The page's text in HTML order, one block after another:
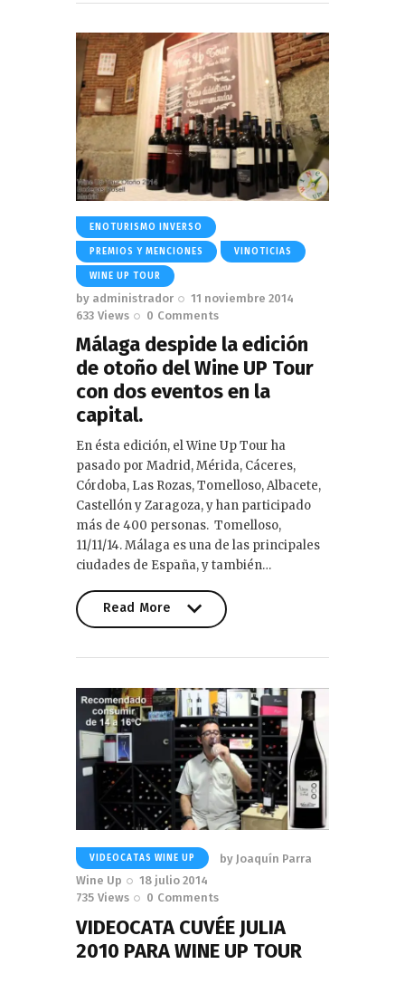
ENOTURISMO INVERSO
PREMIOS Y MENCIONES VINOTICIAS
WINE UP TOUR
by administrador
11 noviembre 2014
633 Views 0 Comments
Málaga despide la edición
de otoño del Wine UP Tour
con dos eventos en la
capital.
En ésta edición, el Wine Up Tour ha
pasado por Madrid, Mérida, Cáceres,
Córdoba, Las Rozas, Tomelloso, Albacete,
Castellón y Zaragoza, y han participado
más de 400 personas. Tomelloso,
11/11/14. Málaga es una de las principales
ciudades de España, y también…
Read More
VIDEOCATAS WINE UP by Joaquín Parra
Wine Up
18 julio 2014
735 Views 0 Comments
VIDEOCATA CUVÉE JULIA
2010 PARA WINE UP TOUR